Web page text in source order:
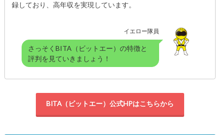
録しており、高年収を実現しています。
イエロー隊員
さっそくBITA（ビットエー）の特徴と
評判を見ていきましょう！
BITA（ビットエー）公式HPはこちらから